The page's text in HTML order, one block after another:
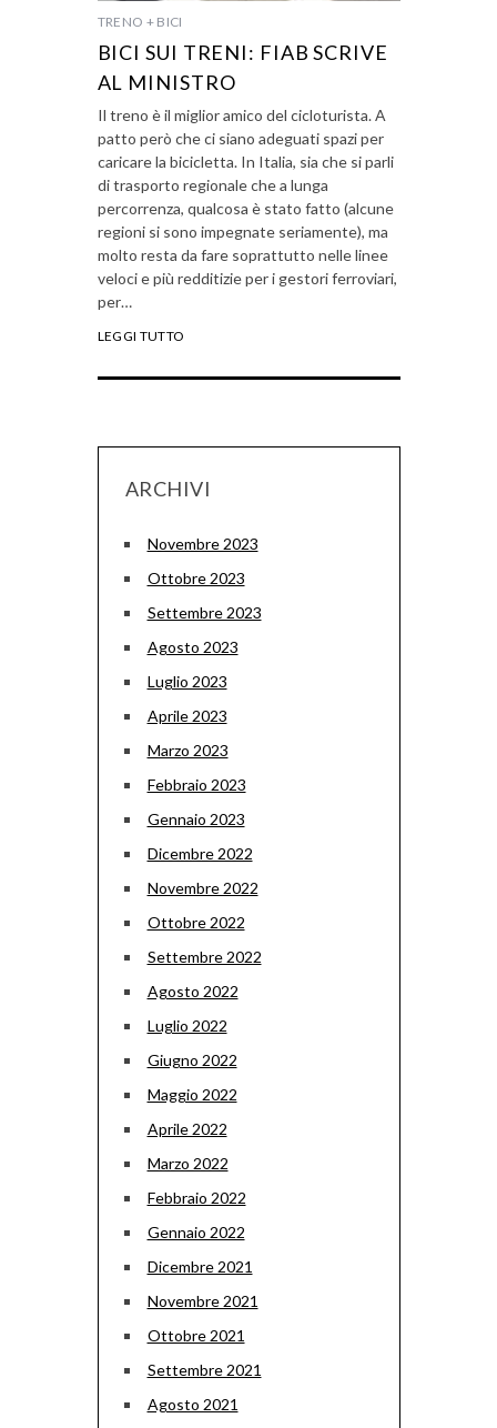
TRENO + BICI
BICI SUI TRENI: FIAB SCRIVE
AL MINISTRO
Il treno è il miglior amico del cicloturista. A
patto però che ci siano adeguati spazi per
caricare la bicicletta. In Italia, sia che si parli
di trasporto regionale che a lunga
percorrenza, qualcosa è stato fatto (alcune
regioni si sono impegnate seriamente), ma
molto resta da fare soprattutto nelle linee
veloci e più redditizie per i gestori ferroviari,
per…
LEGGI TUTTO
ARCHIVI
Novembre 2023
Ottobre 2023
Settembre 2023
Agosto 2023
Luglio 2023
Aprile 2023
Marzo 2023
Febbraio 2023
Gennaio 2023
Dicembre 2022
Novembre 2022
Ottobre 2022
Settembre 2022
Agosto 2022
Luglio 2022
Giugno 2022
Maggio 2022
Aprile 2022
Marzo 2022
Febbraio 2022
Gennaio 2022
Dicembre 2021
Novembre 2021
Ottobre 2021
Settembre 2021
Agosto 2021